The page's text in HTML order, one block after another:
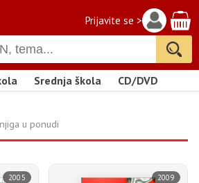
Prijavite se >
Srednja škola CD/DVD
u ponudi
2005 2009